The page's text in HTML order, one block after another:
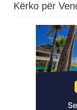
Kërko për